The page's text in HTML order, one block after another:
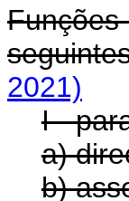
2021)
I -
a)
b)